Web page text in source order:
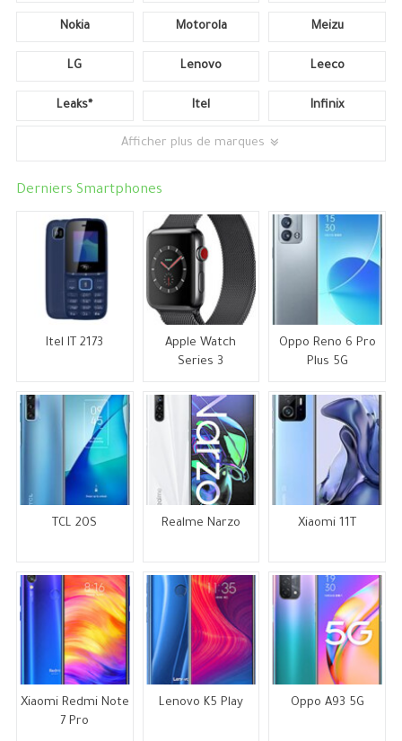
Nokia Motorola Meizu
LG Lenovo Leeco
Leaks* Itel Infinix
Afficher plus de marques
Derniers Smartphones
Itel IT 2173
Apple Watch
Series 3
Oppo Reno 6 Pro
Plus 5G
TCL 20S Realme Narzo Xiaomi 11T
Xiaomi Redmi Note
7 Pro
Lenovo K5 Play Oppo A93 5G